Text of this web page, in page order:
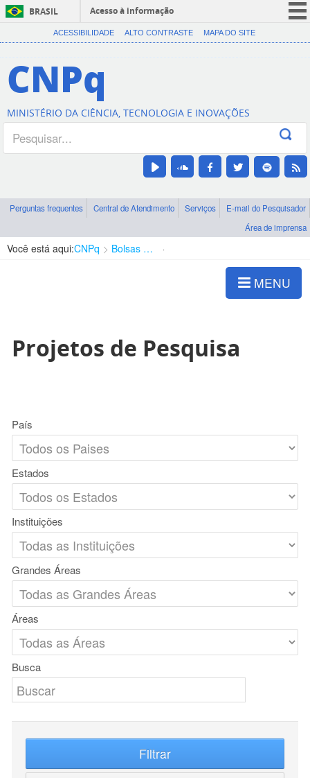
BRASIL
Acesso à informação
CORONAVÍRUS (COVID-19)
Canais
ACESSIBILIDADE ALTO CONTRASTE MAPA DO SITE
CNPq
MINISTÉRIO DA CIÊNCIA, TECNOLOGIA E INOVAÇÕES
Perguntas frequentes Central de Atendimento Serviços
E-mail do Pesquisador
Área de imprensa
Você está aqui:CNPq Bolsas e Auxílios Vigentes
MENU
Projetos de Pesquisa
País
Estados
Instituições
Grandes Áreas
Áreas
Busca
Filtrar